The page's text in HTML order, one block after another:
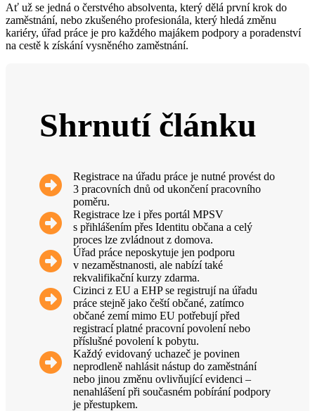
Ať už se jedná o čerstvého absolventa, který dělá první krok do
zaměstnání, nebo zkušeného profesionála, který hledá změnu
kariéry, úřad práce je pro každého majákem podpory a poradenství
na cestě k získání vysněného zaměstnání.
Shrnutí článku
Registrace na úřadu práce je nutné provést do
3 pracovních dnů od ukončení pracovního
poměru.
Registrace lze i přes portál MPSV
s přihlášením přes Identitu občana a celý
proces lze zvládnout z domova.
Úřad práce neposkytuje jen podporu
v nezaměstnanosti, ale nabízí také
rekvalifikační kurzy zdarma.
Cizinci z EU a EHP se registrují na úřadu
práce stejně jako čeští občané, zatímco
občané zemí mimo EU potřebují před
registrací platné pracovní povolení nebo
příslušné povolení k pobytu.
Každý evidovaný uchazeč je povinen
neprodleně nahlásit nástup do zaměstnání
nebo jinou změnu ovlivňující evidenci –
nenahlášení při současném pobírání podpory
je přestupkem.